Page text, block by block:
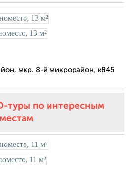
мкр. 8-й микрорайон, к845
туры по интересным
местам